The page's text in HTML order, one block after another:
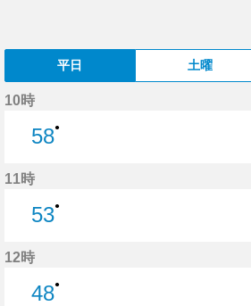
平日 土曜
10時
58●
11時
53●
12時
48●